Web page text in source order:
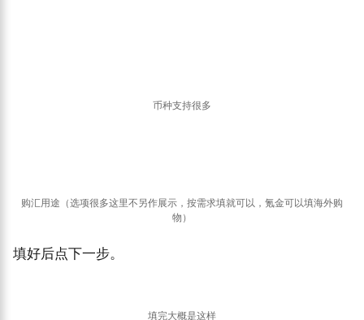
币种支持很多
购汇用途（选项很多这里不另作展示，按需求填就可以，氪金可以填海外购
物）
填好后点下一步。
填完大概是这样